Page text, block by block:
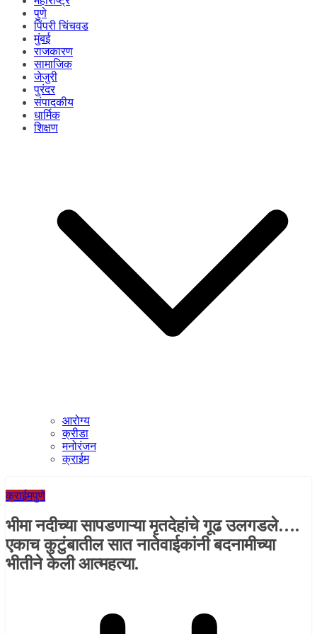
पुणे
पिंपरी चिंचवड
मुंबई
राजकारण
सामाजिक
जेजुरी
पुरंदर
संपादकीय
धार्मिक
शिक्षण
आरोग्य
क्रीडा
मनोरंजन
क्राईम
क्राईमपुणे
भीमा नदीच्या सापडणाऱ्या मृतदेहांचे गूढ उलगडले….
एकाच कुटुंबातील सात नातेवाईकांनी बदनामीच्या
भीतीने केली आत्महत्या.